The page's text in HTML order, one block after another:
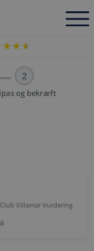
2
og bekræft
Club Villamar Vurdering